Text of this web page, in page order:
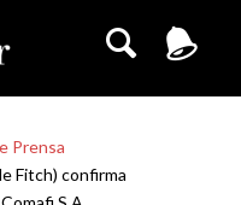
Prensa
Fitch) confirma